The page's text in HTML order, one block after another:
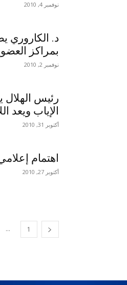
نوفمبر 4, 2010
د. الكاروري
بمراكز
نوفمبر 2, 2010
رئيس الهلال
الإياب ويعد
أكتوبر 31, 2010
اهتمام
أكتوبر 27, 2010
1
...